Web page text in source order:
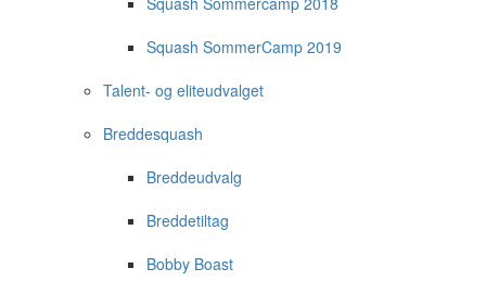
Squash SommerCamp 2019
Talent- og eliteudvalget
Breddesquash
Breddeudvalg
Breddetiltag
Bobby Boast